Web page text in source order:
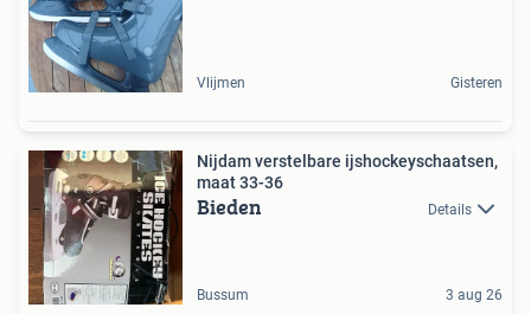
Vlijmen Gisteren
Nijdam verstelbare ijshockeyschaatsen,
maat 33-36
Bieden Details
Bussum 3 aug 26